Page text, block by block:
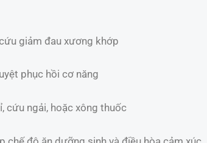
giảm đau xương khớp
phục hồi cơ năng
cứu ngải, hoặc xông thuốc